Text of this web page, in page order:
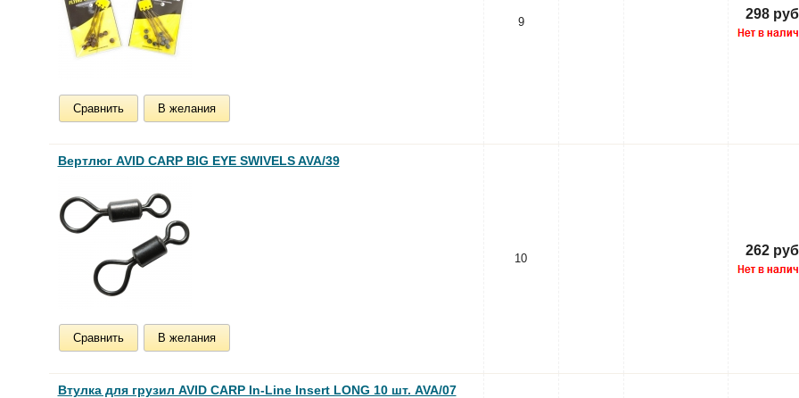
Сравнить В желания
9
298
Вертлюг AVID CARP BIG EYE SWIVELS AVA/39
Сравнить В желания
10
262
Втулка для грузил AVID CARP In-Line Insert LONG 10 шт. AVA/07